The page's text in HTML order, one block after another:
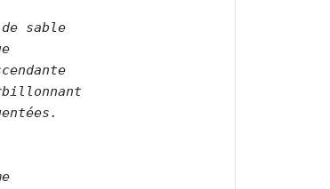
de sable
argentées.